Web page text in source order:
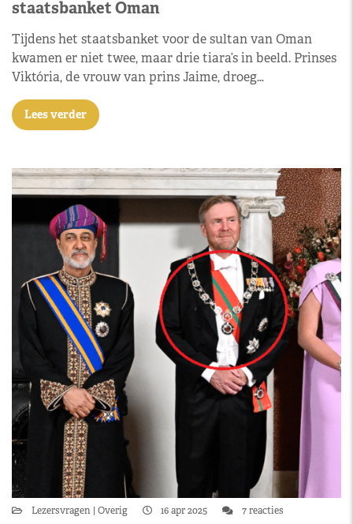
staatsbanket Oman
Tijdens het staatsbanket voor de sultan van Oman
kwamen er niet twee, maar drie tiara’s in beeld. Prinses
Viktória, de vrouw van prins Jaime, droeg…
Lees verder
Lezersvragen Overig 16 apr 2025 7 reacties